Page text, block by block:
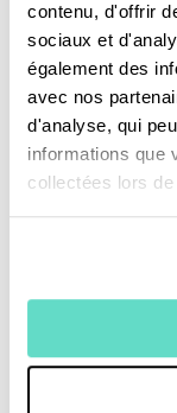
contenu, d'offrir
sociaux et
également des
avec nos
d'analyse, qui
informations que
collectées lors
Gilles Hervé
de la liturgie,
période
étaient
découvrir en
témoignage
des
gallican et du
aussi illustré